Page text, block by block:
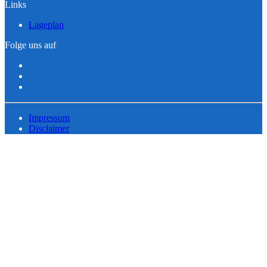
Links
Lageplan
Folge uns auf
Impressum
Disclaimer